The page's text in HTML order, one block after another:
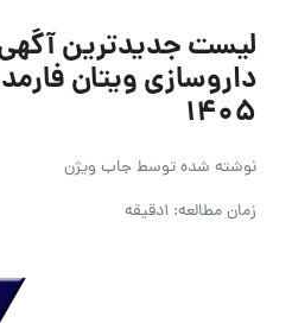
لیست جدیدترین
۱۴۰۵
نوشته شده توسطجاب ویژن
زمان مطالعه: 1دقیقه